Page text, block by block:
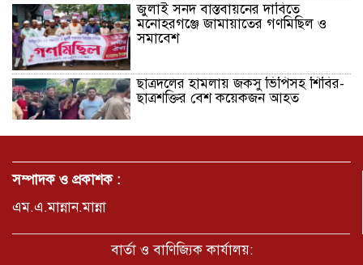
জুলাই সনদ বাস্তবায়নের দাবিতে
মনোহরগঞ্জে জামায়াতের গণমিছিল ও
সমাবেশ
ছাত্রদলের হামলায় জকসু ভিপিসহ শিবির-
ছাত্রশক্তির বেশ কয়েকজন আহত
মির্জাপুর পূর্ব ৮নং ওয়ার্ড বিএনপির
ভ্রমণ কাহিনী: পদ্মা পারে আনন্দ ভ্রমণ –
আব্দুস সাত্তার সুমন
সম্পাদক ও প্রকাশক :
এম.এ.মান্নান.মান্না
বার্তা ও বাণিজ্যিক কার্যালয়: